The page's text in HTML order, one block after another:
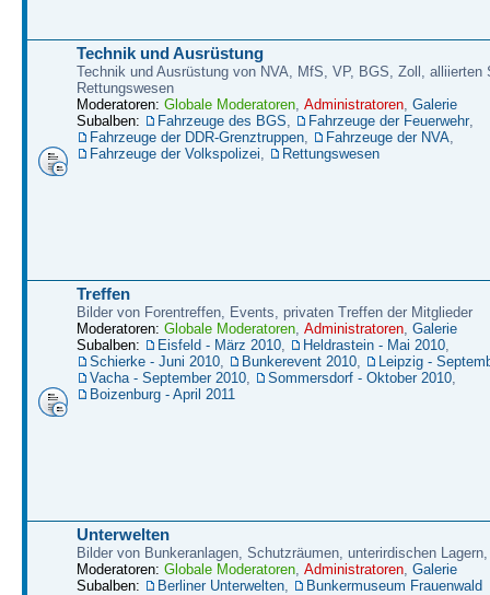
Technik und Ausrüstung
Technik und Ausrüstung von NVA, MfS, VP, BGS, Zoll, alliierten
Rettungswesen
Moderatoren: Globale Moderatoren Administratoren Galerie
Subalben:
Fahrzeuge des BGS Fahrzeuge der Feuerwehr,
Fahrzeuge der DDR-Grenztruppen
Fahrzeuge der NVA
Fahrzeuge der Volkspolizei
Rettungswesen
Treffen
Bilder von Forentreffen, Events, privaten Treffen der Mitglieder
Moderatoren: Globale Moderatoren Administratoren Galerie
Subalben:
Eisfeld - März 2010 Heldrastein - Mai 2010
Schierke - Juni 2010
Bunkerevent 2010
Leipzig -
Vacha - September 2010
Sommersdorf - Oktober 2010
Boizenburg - April 2011
Unterwelten
Bilder von Bunkeranlagen, Schutzräumen, unterirdischen
Moderatoren: Globale Moderatoren Administratoren Galerie
Subalben:
Berliner Unterwelten Bunkermuseum Frauenwald